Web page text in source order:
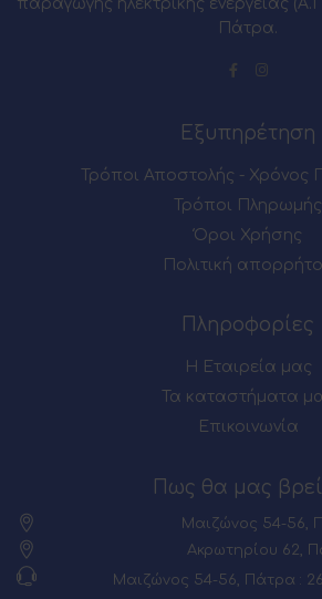
παραγωγής ηλεκτρικής ενέργειας
Πάτρα.
Εξυπηρέτηση
Τρόποι Αποστολής - Χρόνος
Τρόποι Πληρωμής
Όροι Χρήσης
Πολιτική
Πληροφορίες
Η Εταιρεία μας
Τα καταστήματα
Επικοινωνία
Πως θα μας
Μαιζώνος 54-56,
Ακρωτηρίου 62,
Μαιζώνος 54-56, Πάτρα :